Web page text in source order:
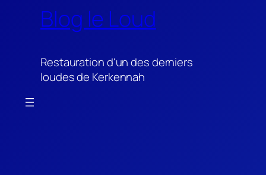
Blog le Loud
Restauration d'un des derniers
loudes de Kerkennah